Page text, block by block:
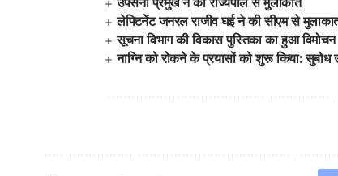
लेफ्टिनेंट जनरल राजीव घई ने की सीएम से
सूचना विभाग की विकास पुस्तिका का हुआ विमोचन
नाग्नि को रोकने के प्रयासों को शुरू किया: सुबोध